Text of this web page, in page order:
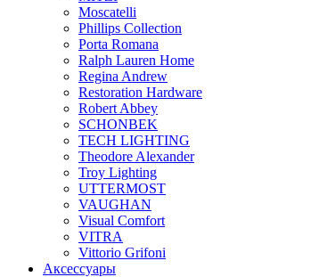
Moscatelli
Phillips Collection
Porta Romana
Ralph Lauren Home
Regina Andrew
Restoration Hardware
Robert Abbey
SCHONBEK
TECH LIGHTING
Theodore Alexander
Troy Lighting
UTTERMOST
VAUGHAN
Visual Comfort
VITRA
Vittorio Grifoni
Аксессуары